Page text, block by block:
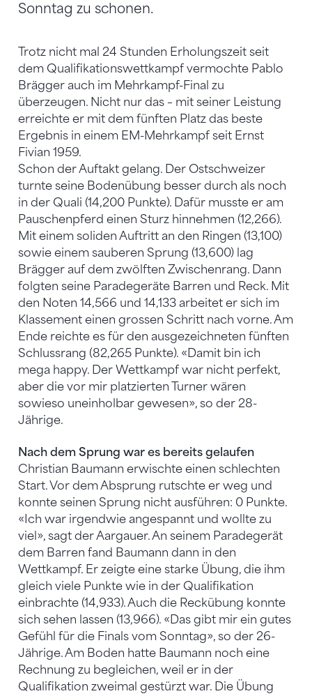
Sonntag zu schonen.
Trotz nicht mal 24 Stunden Erholungszeit seit
dem Qualifikationswettkampf vermochte Pablo
Brägger auch im Mehrkampf-Final zu
überzeugen. Nicht nur das – mit seiner Leistung
erreichte er mit dem fünften Platz das beste
Ergebnis in einem EM-Mehrkampf seit Ernst
Fivian 1959.
Schon der Auftakt gelang. Der Ostschweizer
turnte seine Bodenübung besser durch als noch
in der Quali (14,200 Punkte). Dafür musste er am
Pauschenpferd einen Sturz hinnehmen (12,266).
Mit einem soliden Auftritt an den Ringen (13,100)
sowie einem sauberen Sprung (13,600) lag
Brägger auf dem zwölften Zwischenrang. Dann
folgten seine Paradegeräte Barren und Reck. Mit
den Noten 14,566 und 14,133 arbeitet er sich im
Klassement einen grossen Schritt nach vorne. Am
Ende reichte es für den ausgezeichneten fünften
Schlussrang (82,265 Punkte). «Damit bin ich
mega happy. Der Wettkampf war nicht perfekt,
aber die vor mir platzierten Turner wären
sowieso uneinholbar gewesen», so der 28-
Jährige.
Nach dem Sprung war es bereits gelaufen
Christian Baumann erwischte einen schlechten
Start. Vor dem Absprung rutschte er weg und
konnte seinen Sprung nicht ausführen: 0 Punkte.
«Ich war irgendwie angespannt und wollte zu
viel», sagt der Aargauer. An seinem Paradegerät
dem Barren fand Baumann dann in den
Wettkampf. Er zeigte eine starke Übung, die ihm
gleich viele Punkte wie in der Qualifikation
einbrachte (14,933). Auch die Reckübung konnte
sich sehen lassen (13,966). «Das gibt mir ein gutes
Gefühl für die Finals vom Sonntag», so der 26-
Jährige. Am Boden hatte Baumann noch eine
Rechnung zu begleichen, weil er in der
Qualifikation zweimal gestürzt war. Die Übung